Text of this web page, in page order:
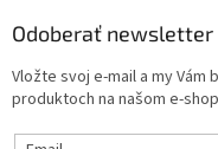
Odoberať newsletter
Vložte svoj e-mail a my
produktoch na našom e-